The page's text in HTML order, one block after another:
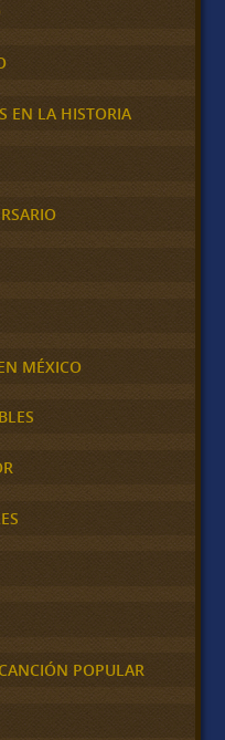
EN LA HISTORIA
MÉXICO
POPULAR